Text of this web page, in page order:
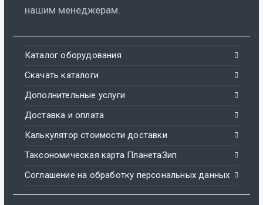
нашим менеджерам.
Каталог оборудования
Скачать каталоги
Дополнительные услуги
Доставка и оплата
Калькулятор стоимости доставки
Таксономическая карта ПланетаЗип
Соглашение на обработку персональных данных